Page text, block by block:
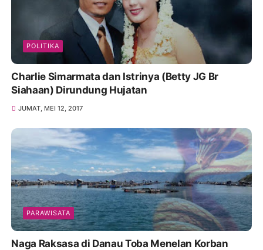
POLITIKA
Charlie Simarmata dan Istrinya (Betty JG Br
Siahaan) Dirundung Hujatan
JUMAT, MEI 12, 2017
PARAWISATA
Naga Raksasa di Danau Toba Menelan Korban